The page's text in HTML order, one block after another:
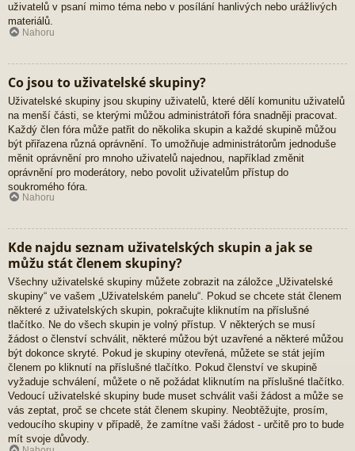
uživatelů v psaní mimo téma nebo v posílání hanlivých nebo urážlivých
materiálů.
Nahoru
Co jsou to uživatelské skupiny?
Uživatelské skupiny jsou skupiny uživatelů, které dělí komunitu uživatelů
na menší části, se kterými můžou administrátoři fóra snadněji pracovat.
Každý člen fóra může patřit do několika skupin a každé skupině můžou
být přiřazena různá oprávnění. To umožňuje administrátorům jednoduše
měnit oprávnění pro mnoho uživatelů najednou, například změnit
oprávnění pro moderátory, nebo povolit uživatelům přístup do
soukromého fóra.
Nahoru
Kde najdu seznam uživatelských skupin a jak se
můžu stát členem skupiny?
Všechny uživatelské skupiny můžete zobrazit na záložce „Uživatelské
skupiny“ ve vašem „Uživatelském panelu“. Pokud se chcete stát členem
některé z uživatelských skupin, pokračujte kliknutím na příslušné
tlačítko. Ne do všech skupin je volný přístup. V některých se musí
žádost o členství schválit, některé můžou být uzavřené a některé můžou
být dokonce skryté. Pokud je skupiny otevřená, můžete se stát jejím
členem po kliknutí na příslušné tlačítko. Pokud členství ve skupině
vyžaduje schválení, můžete o ně požádat kliknutím na příslušné tlačítko.
Vedoucí uživatelské skupiny bude muset schválit vaši žádost a může se
vás zeptat, proč se chcete stát členem skupiny. Neobtěžujte, prosím,
vedoucího skupiny v případě, že zamítne vaši žádost - určitě pro to bude
mít svoje důvody.